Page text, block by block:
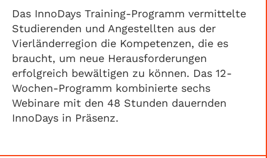
Das InnoDays Training-Programm vermittelte
Studierenden und Angestellten aus der
Vierländerregion die Kompetenzen, die es
braucht, um neue Herausforderungen
erfolgreich bewältigen zu können. Das 12-
Wochen-Programm kombinierte sechs
Webinare mit den 48 Stunden dauernden
InnoDays in Präsenz.